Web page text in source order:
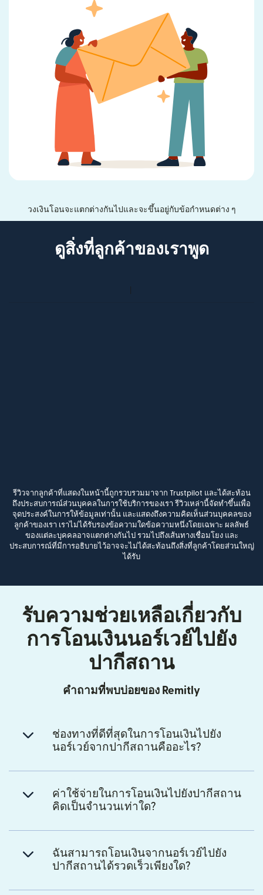
วงเงินโอนจะแตกต่างกันไปและจะขึ้นอยู่กับข้อกำหนดต่าง ๆ
ดูสิ่งที่ลูกค้าของเราพูด
รีวิวจากลูกค้าที่แสดงในหน้านี้ถูกรวบรวมมาจาก Trustpilot และได้สะท้อน
ถึงประสบการณ์ส่วนบุคคลในการใช้บริการของเรา รีวิวเหล่านี้จัดทำขึ้นเพื่อ
จุดประสงค์ในการให้ข้อมูลเท่านั้น และแสดงถึงความคิดเห็นส่วนบุคคลของ
ลูกค้าของเรา เราไม่ได้รับรองข้อความใดข้อความหนึ่งโดยเฉพาะ ผลลัพธ์
ของแต่ละบุคคลอาจแตกต่างกันไป รวมไปถึงเส้นทางเชื่อมโยง และ
ประสบการณ์ที่มีการอธิบายไว้อาจจะไม่ได้สะท้อนถึงสิ่งที่ลูกค้าโดยส่วนใหญ่
ได้รับ
รับความช่วยเหลือเกี่ยวกับ
การโอนเงินนอร์เวย์ไปยัง
ปากีสถาน
คำถามที่พบบ่อยของ Remitly
ช่องทางที่ดีที่สุดในการโอนเงินไปยัง
นอร์เวย์จากปากีสถานคืออะไร?
ค่าใช้จ่ายในการโอนเงินไปยังปากีสถาน
คิดเป็นจำนวนเท่าใด?
ฉันสามารถโอนเงินจากนอร์เวย์ไปยัง
ปากีสถานได้รวดเร็วเพียงใด?